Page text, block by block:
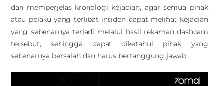
dan memperjelas kronologi kejadian, agar semua pihak
atau pelaku yang terlibat insiden dapat melihat kejadian
yang sebenarnya terjadi melalui hasil rekaman dashcam
tersebut, sehingga dapat diketahui pihak yang
sebenarnya bersalah dan harus bertanggung jawab.